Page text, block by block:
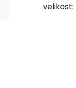
velikost: